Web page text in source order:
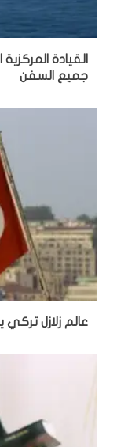
القيادة
جميع السفن
عالم زلازل